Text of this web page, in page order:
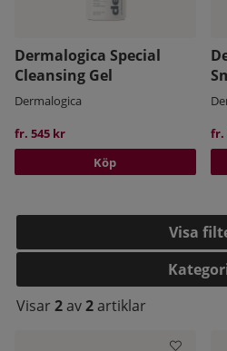
Dermalogica Special
Cleansing Gel
Dermalogica
fr. 545 kr
Köp
fr.
Filtrera
Visar 2av2artiklar